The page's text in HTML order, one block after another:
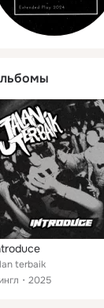
terbaik
2025